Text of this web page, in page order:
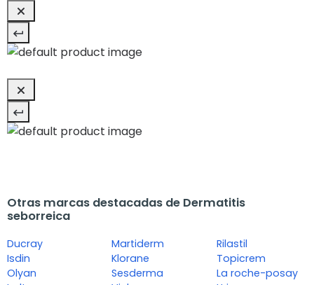
Otras marcas destacadas de Dermatitis
seborreica
Ducray
Isdin
Olyan
Martiderm
Klorane
Sesderma
Rilastil
Topicrem
La roche-posay